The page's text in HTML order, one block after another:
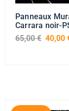
Panneaux
Carrara noir-
65,00€ 40,00